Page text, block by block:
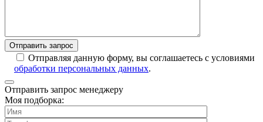
Отправляя данную форму, вы соглашаетесь с условиями
обработки персональных данных.
Отправить запрос менеджеру
Моя подборка: